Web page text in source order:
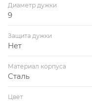
Диаметр дужки
9
Защита дужки
Нет
Материал корпуса
Сталь
Цвет